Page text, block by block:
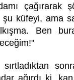
çağırarak
şu küfeyi, ama
Ben